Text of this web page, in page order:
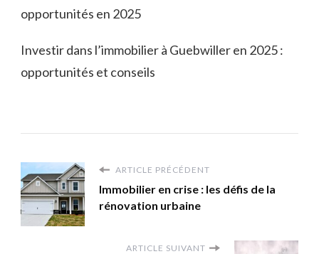
opportunités en 2025
Investir dans l’immobilier à Guebwiller en 2025 :
opportunités et conseils
ARTICLE PRÉCÉDENT
Immobilier en crise : les défis de la
rénovation urbaine
ARTICLE SUIVANT